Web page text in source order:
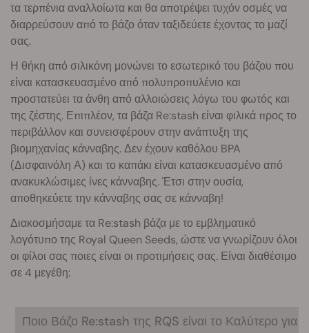
τα τερπένια αναλλοίωτα και θα αποτρέψει τυχόν οσμές να
διαρρεύσουν από το βάζο όταν ταξιδεύετε έχοντας το μαζί
σας.
Η θήκη από σιλικόνη μονώνει το εσωτερικό του βάζου που
είναι κατασκευασμένο από πολυπροπυλένιο και
προστατεύει τα άνθη από αλλοιώσεις λόγω του φωτός και
της ζέστης. Επιπλέον, τα βάζα Re:stash είναι φιλικά προς το
περιβάλλον και συνεισφέρουν στην ανάπτυξη της
βιομηχανίας κάνναβης. Δεν έχουν καθόλου BPA
(Δισφαινόλη Α) και το καπάκι είναι κατασκευασμένο από
ανακυκλώσιμες ίνες κάνναβης. Έτσι στην ουσία,
αποθηκεύετε την κάνναβης σας σε κάνναβη!
Διακοσμήσαμε τα Re:stash βάζα με το εμβληματικό
λογότυπο της Royal Queen Seeds, ώστε να γνωρίζουν όλοι
οι φίλοι σας ποιες είναι οι προτιμήσεις σας. Είναι διαθέσιμο
σε 4 μεγέθη:
Ποιο Βάζο Re:stash της RQS είναι το Καλύτερο για